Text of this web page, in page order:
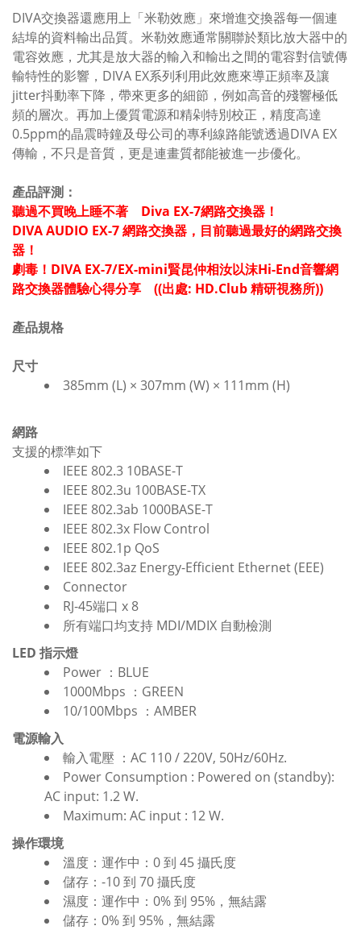
DIVA交換器還應用上「米勒效應」來增進交換器每一個連
結埠的資料輸出品質。 米勒效應通常關聯於類比放大器中的
電容效應，尤其是放大器的輸入和輸出之間的電容對信號傳
輸特性的影響， DIVA EX系列利用此效應來導正頻率及讓
jitter抖動率下降，帶來更多的細節，例如高音的殘響極低
頻的層次。再加上優質電源和精剁特別校正，精度高達
0.5ppm的晶震時鐘及母公司的專利線路能號透過DIVA EX
傳輸，不只是音質，更是連畫質都能被進一步優化。
產品評測：
聽過不買晚上睡不著 Diva EX-7網路交換器！
DIVA AUDIO EX-7 網路交換器，目前聽過最好的網路交換
器！
劇毒！DIVA EX-7/EX-mini賢昆仲相汝以沫Hi-End音響網
路交換器體驗心得分享 ((出處: HD.Club 精研視務所))
產品規格
尺寸
385mm (L) × 307mm (W) × 111mm (H)
網路
支援的標準如下
IEEE 802.3 10BASE-T
IEEE 802.3u 100BASE-TX
IEEE 802.3ab 1000BASE-T
IEEE 802.3x Flow Control
IEEE 802.1p QoS
IEEE 802.3az Energy-Efficient Ethernet (EEE)
Connector
RJ-45端口 x 8
所有端口均支持 MDI/MDIX 自動檢測
LED 指示燈
Power ：BLUE
1000Mbps ：GREEN
10/100Mbps ：AMBER
電源輸入
輸入電壓 ：AC 110 / 220V, 50Hz/60Hz.
Power Consumption : Powered on (standby):
AC input: 1.2 W.
Maximum: AC input : 12 W.
操作環境
溫度：運作中：0 到 45 攝氏度
儲存：-10 到 70 攝氏度
濕度：運作中：0% 到 95%，無結露
儲存：0% 到 95%，無結露